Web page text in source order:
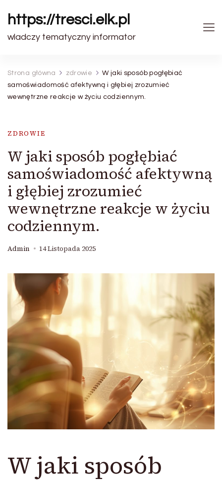
https://tresci.elk.pl
wladczy tematyczny informator
Strona główna zdrowie
W jaki sposób pogłębiać
samoświadomość afektywną i głębiej zrozumieć
wewnętrzne reakcje w życiu codziennym.
ZDROWIE
W jaki sposób pogłębiać
samoświadomość afektywną
i głębiej zrozumieć
wewnętrzne reakcje w życiu
codziennym.
Admin 14 Listopada 2025
W jaki sposób